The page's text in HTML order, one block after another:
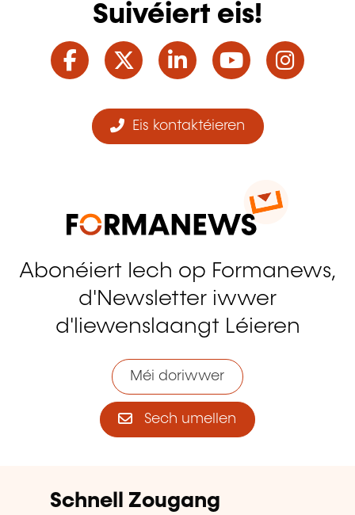
Suivéiert eis!
Facebook
TwitterLinkedInYouTube
Eis kontaktéieren
Abonéiert Iech op Formanews,
d'Newsletter iwwer
d'liewenslaangt Léieren
Méi doriwwer
Sech umellen
Schnell Zougang